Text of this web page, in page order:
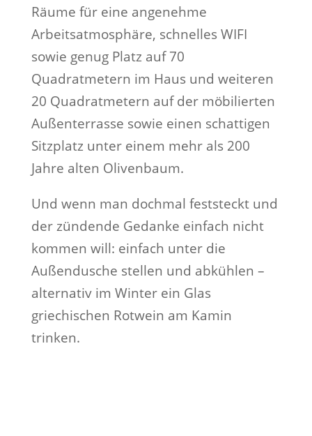
Räume für eine angenehme
Arbeitsatmosphäre, schnelles WIFI
sowie genug Platz auf 70
Quadratmetern im Haus und weiteren
20 Quadratmetern auf der möbilierten
Außenterrasse sowie einen schattigen
Sitzplatz unter einem mehr als 200
Jahre alten Olivenbaum.
Und wenn man dochmal feststeckt und
der zündende Gedanke einfach nicht
kommen will: einfach unter die
Außendusche stellen und abkühlen –
alternativ im Winter ein Glas
griechischen Rotwein am Kamin
trinken.